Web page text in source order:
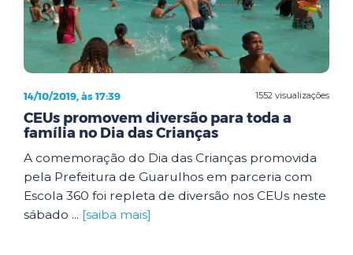
1552 visualizações
14/10/2019, às 17:39
CEUs promovem diversão para toda a
família no Dia das Crianças
A comemoração do Dia das Crianças promovida
pela Prefeitura de Guarulhos em parceria com
Escola 360 foi repleta de diversão nos CEUs neste
sábado ... [saiba mais]